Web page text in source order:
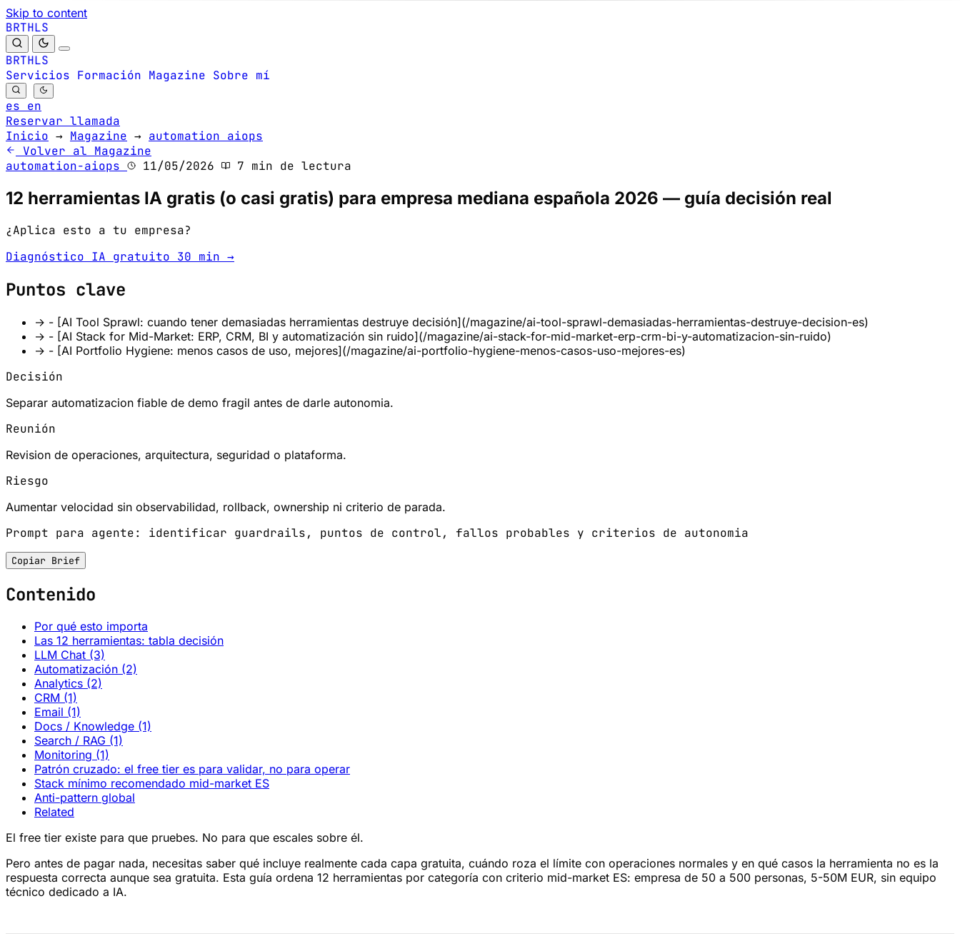
Skip to content
BRTHLS
BRTHLS
Servicios Formación Magazine Sobre mí
es en
Reservar llamada
Inicio → Magazine → automation aiops
Volver al Magazine
automation-aiops
11/05/2026 7 min de lectura
12 herramientas IA gratis (o casi gratis) para empresa mediana española 2026 — guía decisión real
¿Aplica esto a tu empresa?
Diagnóstico IA gratuito 30 min →
Puntos clave
→ - [AI Tool Sprawl: cuando tener demasiadas herramientas destruye decisión](/magazine/ai-tool-sprawl-demasiadas-herramientas-destruye-decision-es)
→ - [AI Stack for Mid-Market: ERP, CRM, BI y automatización sin ruido](/magazine/ai-stack-for-mid-market-erp-crm-bi-y-automatizacion-sin-ruido)
→ - [AI Portfolio Hygiene: menos casos de uso, mejores](/magazine/ai-portfolio-hygiene-menos-casos-uso-mejores-es)
Decisión
Separar automatizacion fiable de demo fragil antes de darle autonomia.
Reunión
Revision de operaciones, arquitectura, seguridad o plataforma.
Riesgo
Aumentar velocidad sin observabilidad, rollback, ownership ni criterio de parada.
Prompt para agente: identificar guardrails, puntos de control, fallos probables y criterios de autonomia
Copiar Brief
Contenido
Por qué esto importa
Las 12 herramientas: tabla decisión
LLM Chat (3)
Automatización (2)
Analytics (2)
CRM (1)
Email (1)
Docs / Knowledge (1)
Search / RAG (1)
Monitoring (1)
Patrón cruzado: el free tier es para validar, no para operar
Stack mínimo recomendado mid-market ES
Anti-pattern global
Related
El free tier existe para que pruebes. No para que escales sobre él.
Pero antes de pagar nada, necesitas saber qué incluye realmente cada capa gratuita, cuándo roza el límite con operaciones normales y en qué casos la herramienta no es la
respuesta correcta aunque sea gratuita. Esta guía ordena 12 herramientas por categoría con criterio mid-market ES: empresa de 50 a 500 personas, 5-50M EUR, sin equipo
técnico dedicado a IA.